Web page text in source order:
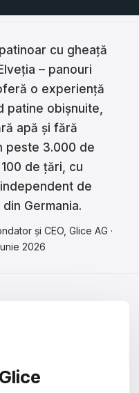
cu gheață
– panouri
o experiență
patine obișnuite,
apă și fără
peste 3.000 de
de țări, cu
de
Germania.
și CEO, Glice AG ·
2026